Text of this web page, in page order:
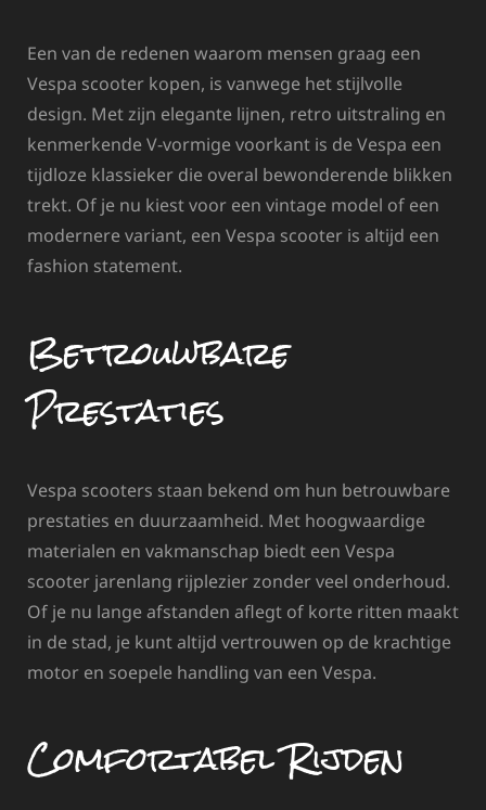
Een van de redenen waarom mensen graag een
Vespa scooter kopen, is vanwege het stijlvolle
design. Met zijn elegante lijnen, retro uitstraling en
kenmerkende V-vormige voorkant is de Vespa een
tijdloze klassieker die overal bewonderende blikken
trekt. Of je nu kiest voor een vintage model of een
modernere variant, een Vespa scooter is altijd een
fashion statement.
Betrouwbare
Prestaties
Vespa scooters staan bekend om hun betrouwbare
prestaties en duurzaamheid. Met hoogwaardige
materialen en vakmanschap biedt een Vespa
scooter jarenlang rijplezier zonder veel onderhoud.
Of je nu lange afstanden aflegt of korte ritten maakt
in de stad, je kunt altijd vertrouwen op de krachtige
motor en soepele handling van een Vespa.
Comfortabel Rijden